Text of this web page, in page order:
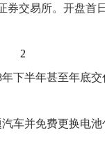
交易所。开盘首
2
下半年甚至年底
车并免费更换电